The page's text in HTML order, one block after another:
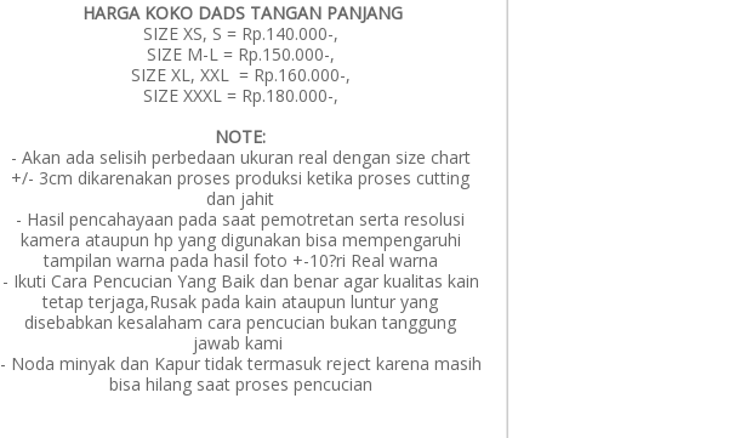
HARGA KOKO DADS TANGAN PANJANG
SIZE XS, S = Rp.140.000-,
SIZE M-L = Rp.150.000-,
SIZE XL, XXL = Rp.160.000-,
SIZE XXXL = Rp.180.000-,
NOTE:
- Akan ada selisih perbedaan ukuran real dengan size chart
+/- 3cm dikarenakan proses produksi ketika proses cutting
dan jahit
- Hasil pencahayaan pada saat pemotretan serta resolusi
kamera ataupun hp yang digunakan bisa mempengaruhi
tampilan warna pada hasil foto +-10?ri Real warna
- Ikuti Cara Pencucian Yang Baik dan benar agar kualitas kain
tetap terjaga,Rusak pada kain ataupun luntur yang
disebabkan kesalaham cara pencucian bukan tanggung
jawab kami
- Noda minyak dan Kapur tidak termasuk reject karena masih
bisa hilang saat proses pencucian